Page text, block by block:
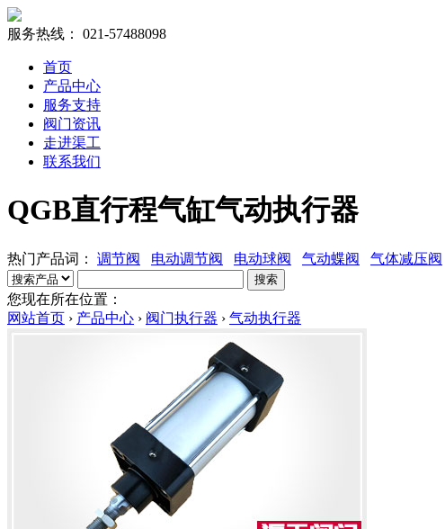
服务热线： 021-57488098
首页
产品中心
服务支持
阀门资讯
走进渠工
联系我们
QGB直行程气缸气动执行器
热门产品词： 调节阀 电动调节阀 电动球阀 气动蝶阀 气体减压阀
搜索
您现在所在位置：
网站首页 › 产品中心 › 阀门执行器 › 气动执行器